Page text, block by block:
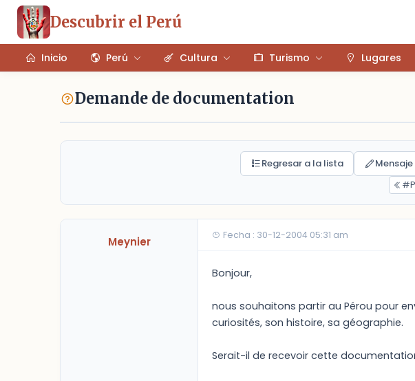
Descubrir el Perú
Inicio Perú Cultura Turismo Lugares
Demande de documentation
Regresar a la lista
Meynier Fecha : 30-12-2004 05:31 am
Bonjour,
nous souhaitons partir au Pérou pour
curiosités, son histoire, sa géographie.
Serait-il de recevoir cette